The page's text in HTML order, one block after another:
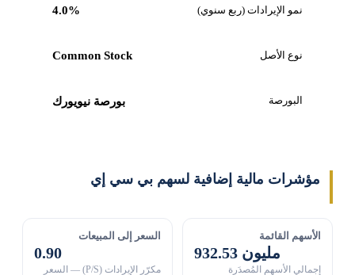
نمو الإيرادات (ربع سنوي) 4.0%
نوع الأصل Common Stock
البورصة بورصة نيويورك
مؤشرات مالية إضافية لسهم بي سي إي
الأسهم القائمة
932.53 مليون
إجمالي الأسهم المُصدَرة
السعر إلى المبيعات
0.90
مكرّر الإيرادات (P/S) — السعر